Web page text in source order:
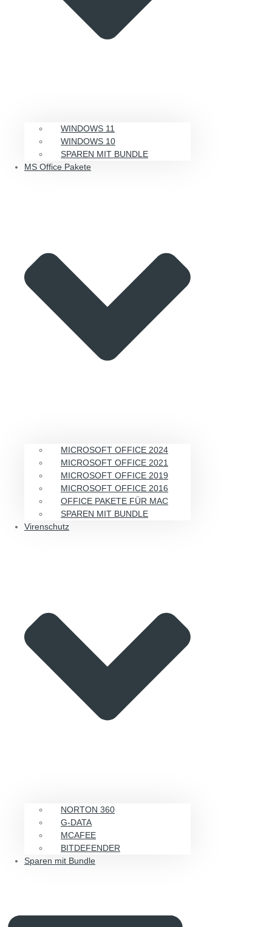
WINDOWS 11
WINDOWS 10
SPAREN MIT BUNDLE
MS Office Pakete
MICROSOFT OFFICE 2024
MICROSOFT OFFICE 2021
MICROSOFT OFFICE 2019
MICROSOFT OFFICE 2016
OFFICE PAKETE FÜR MAC
SPAREN MIT BUNDLE
Virenschutz
NORTON 360
G-DATA
MCAFEE
BITDEFENDER
Sparen mit Bundle